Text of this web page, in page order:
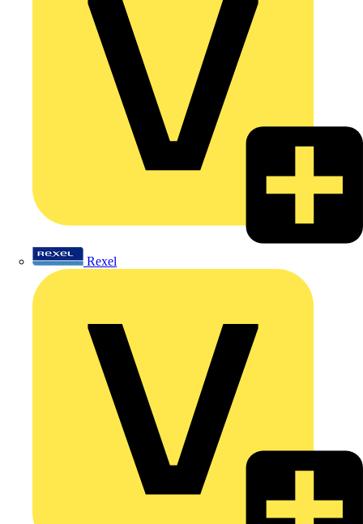
Rexel